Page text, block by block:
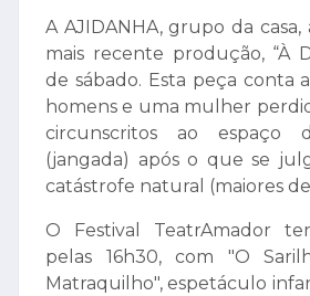
A AJIDANHA, grupo da casa,
mais recente produção, “À
de sábado. Esta peça conta
homens e uma mulher
circunscritos ao espaço
(jangada) após o que se
catástrofe natural (maiores de
O Festival TeatrAmador
pelas 16h30, com "O
Matraquilho", espetáculo